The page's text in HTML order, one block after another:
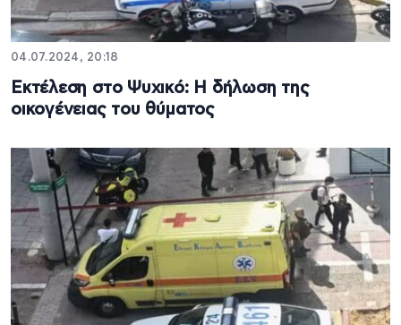
04.07.2024, 20:18
Εκτέλεση στο Ψυχικό: Η δήλωση της
οικογένειας του θύματος